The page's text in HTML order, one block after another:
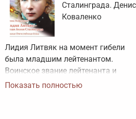
Сталинграда. Денис
Коваленко
Лидия Литвяк на момент гибели
была младшим лейтенантом.
Воинское звание лейтенанта и
звание Героя Советского Союза ей
Показать полностью